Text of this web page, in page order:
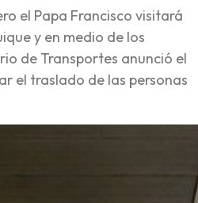
el Papa Francisco visitará
y en medio de los
de Transportes anunció el
el traslado de las personas